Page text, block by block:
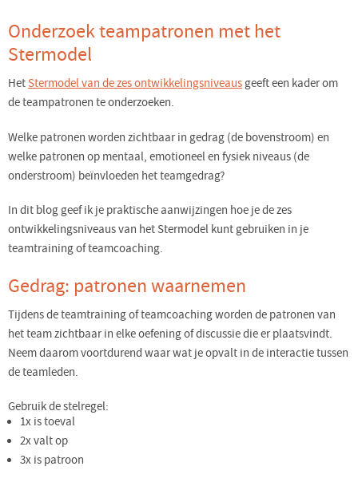
Onderzoek teampatronen met het
Stermodel
HetStermodel van de zes ontwikkelingsniveausgeeft een kader om
de teampatronen te onderzoeken.
Welke patronen worden zichtbaar in gedrag (de bovenstroom) en
welke patronen op mentaal, emotioneel en fysiek niveaus (de
onderstroom) beïnvloeden het teamgedrag?
In dit blog geef ik je praktische aanwijzingen hoe je de zes
ontwikkelingsniveaus van het Stermodel kunt gebruiken in je
teamtraining of teamcoaching.
Gedrag: patronen waarnemen
Tijdens de teamtraining of teamcoaching worden de patronen van
het team zichtbaar in elke oefening of discussie die er plaatsvindt.
Neem daarom voortdurend waar wat je opvalt in de interactie tussen
de teamleden.
Gebruik de stelregel:
1x is toeval
2x valt op
3x is patroon